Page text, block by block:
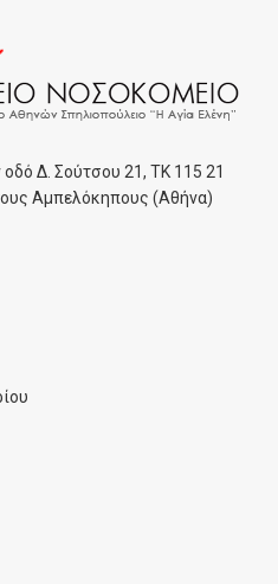
οδό Δ. Σούτσου 21, ΤΚ 115 21
Αμπελόκηπους (Αθήνα)